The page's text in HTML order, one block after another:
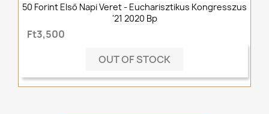
50 Forint Első Napi Veret - Eucharisztikus Kongresszus
'21 2020 Bp
Ft3,500
OUT OF STOCK